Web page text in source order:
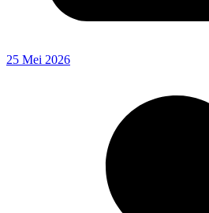
25 Mei 2026